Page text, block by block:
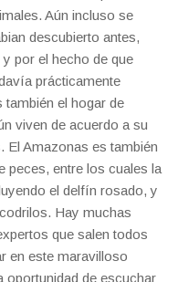
Aún incluso se
descubierto antes,
por el hecho de que
prácticamente
el hogar de
viven de acuerdo a su
El Amazonas es también
peces, entre los cuales la
el delfín rosado, y
Hay muchas
que salen todos
en este maravilloso
oportunidad de escuchar